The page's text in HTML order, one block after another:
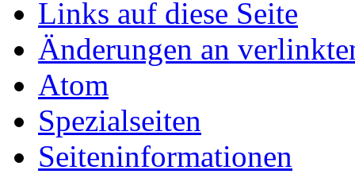
Links auf diese Seite
Änderungen an
Atom
Spezialseiten
Seiten­informationen